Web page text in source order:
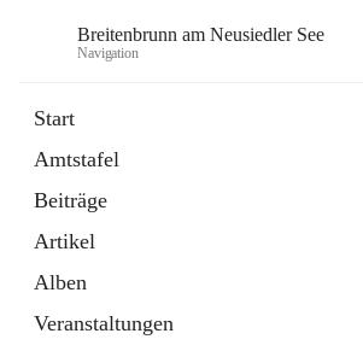
Breitenbrunn am Neusiedler See
Navigation
Start
Amtstafel
Beiträge
Artikel
Alben
Veranstaltungen
18 Schnellzugriffe
Gemeindeservice